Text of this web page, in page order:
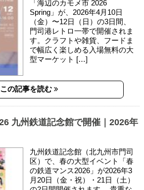
「海辺のカモメ市 2026
Spring」が、2026年4月10日
（金）〜12日（日）の3日間、
門司港レトロ一帯で開催されま
す。クラフトや雑貨、フードま
で幅広く楽しめる入場無料の大
型マーケット […]
この記事を読む
九州鉄道記念館で開催｜2026年
九州鉄道記念館（北九州市門司
区）で、春の大型イベント「春
の鉄道マンス2026」が2026年3
月20日（金・祝）・21日（土）